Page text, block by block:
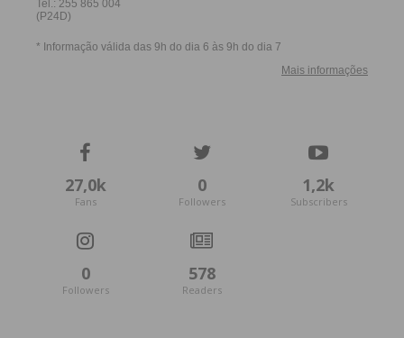
27,0k
Fans
0
Followers
1,2k
Subscribers
0
Followers
578
Readers